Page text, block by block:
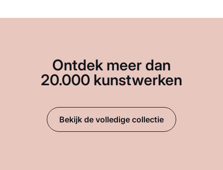
Ontdek meer dan
20.000 kunstwerken
Bekijk de volledige collectie